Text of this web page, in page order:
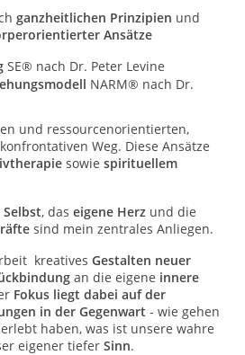
ganzheitlichen Prinzipien und
Ansätze
SE® nach Dr. Peter Levine
NARM® nach Dr.
und ressourcenorientierten,
Weg. Diese Ansätze
sowie spirituellem
, das eigene Herz und die
sind mein zentrales Anliegen.
kreatives Gestalten neuer
an die eigene innere
Fokus liegt dabei aufder
in der Gegenwart - wie gehen
haben, was ist unsere wahre
eigener tiefer Sinn.